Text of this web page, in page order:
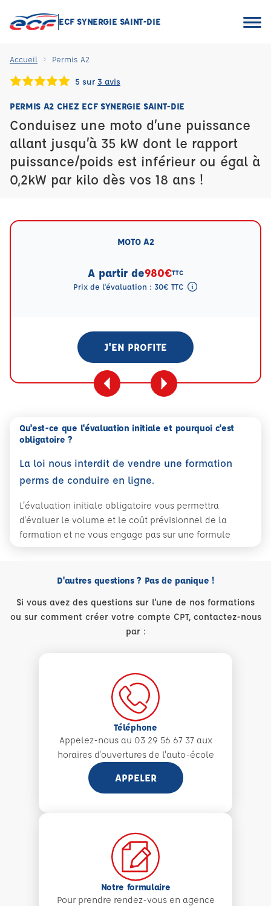
ECF SYNERGIE SAINT-DIE
Accueil Permis A2
5 sur 3 avis
PERMIS A2 CHEZ ECF SYNERGIE SAINT-DIE
Conduisez une moto d’une puissance
allant jusqu’à 35 kW dont le rapport
puissance/poids est inférieur ou égal à
0,2kW par kilo dès vos 18 ans !
MOTO A2
A partir de980€TTC
Prix de l'évaluation : 30€ TTC
J'EN PROFITE
Qu'est-ce que l'évaluation initiale et pourquoi c'est
obligatoire ?
La loi nous interdit de vendre une formation
perms de conduire en ligne.
L'évaluation initiale obligatoire vous permettra
d'évaluer le volume et le coût prévisionnel de la
formation et ne vous engage pas sur une formule
D'autres questions ? Pas de panique !
Si vous avez des questions sur l'une de nos formations
ou sur comment créer votre compte CPT, contactez-nous
par :
Téléphone
Appelez-nous au 03 29 56 67 37 aux
horaires d'ouvertures de l'auto-école
APPELER
Notre formulaire
Pour prendre rendez-vous en agence